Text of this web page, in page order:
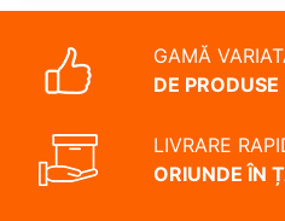
GAMĂ
DE PRODUSE
LIVRARE
ORIUNDE ÎN